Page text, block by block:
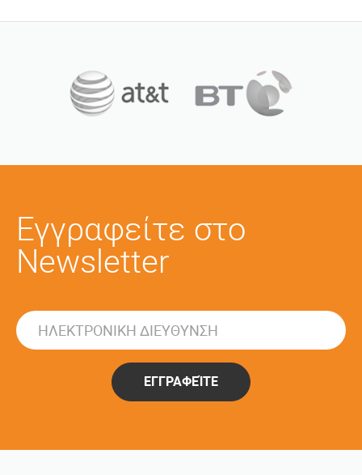
Εγγραφείτε στο
Newsletter
ΕΓΓΡΑΦΕΊΤΕ